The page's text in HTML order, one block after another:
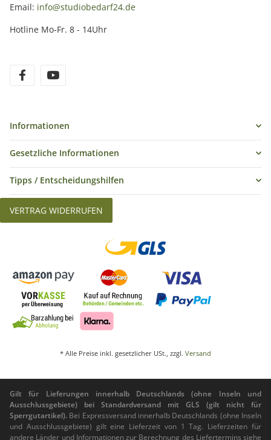
Email: info@studiobedarf24.de
Hotline Mo-Fr. 8 - 14Uhr
Informationen
Gesetzliche Informationen
Tipps / Entscheidungshilfen
VERTRAG WIDERRUFEN
* Alle Preise inkl. gesetzlicher USt., zzgl. Versand
Gilt für Lieferungen innerhalb Deutschlands (ohne Inseln und
Ausschlussgebiete) bei Standardversand mit GLS (gilt nicht für
Sperrgutartikel). Bei Expressversand innerhalb Deutschlands (ohne Inseln
und Ausschlussgebiete) gilt eine Lieferzeit von 1 Tag. Lieferzeiten für
andere Länder und Informationen zur Berechnung des Liefertermins siehe